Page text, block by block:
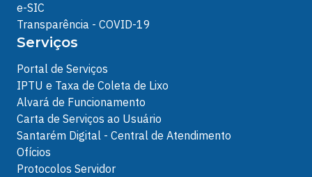
e-SIC
Transparência - COVID-19
Serviços
Portal de Serviços
IPTU e Taxa de Coleta de Lixo
Alvará de Funcionamento
Carta de Serviços ao Usuário
Santarém Digital - Central de Atendimento
Ofícios
Protocolos Servidor